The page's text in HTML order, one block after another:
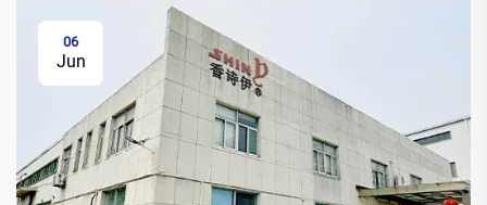
06
Jun